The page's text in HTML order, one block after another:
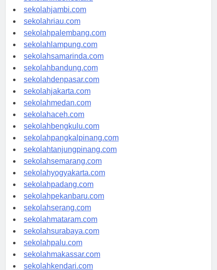
sekolahindonesia.id
sekolahjambi.com
sekolahriau.com
sekolahpalembang.com
sekolahlampung.com
sekolahsamarinda.com
sekolahbandung.com
sekolahdenpasar.com
sekolahjakarta.com
sekolahmedan.com
sekolahaceh.com
sekolahbengkulu.com
sekolahpangkalpinang.com
sekolahtanjungpinang.com
sekolahsemarang.com
sekolahyogyakarta.com
sekolahpadang.com
sekolahpekanbaru.com
sekolahserang.com
sekolahmataram.com
sekolahsurabaya.com
sekolahpalu.com
sekolahmakassar.com